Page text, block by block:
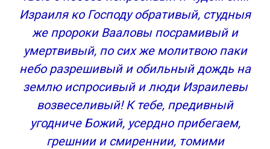
Израиля ко Господу обративый, студныя
же пророки Вааловы посрамивый и
умертвивый, по сих же молитвою паки
небо разрешивый и обильный дождь на
землю испросивый и люди Израилевы
возвеселивый! К тебе, предивный
угодниче Божий, усердно прибегаем,
грешнии и смиреннии, томими